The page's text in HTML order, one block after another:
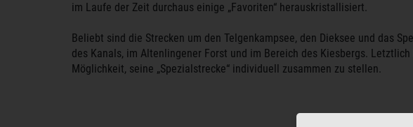
im Laufe der Zeit durchaus einige „Favoriten“ herauskristallisiert.
Beliebt sind die Strecken um den Telgenkampsee, den Dieksee und das
des Kanals, im Altenlingener Forst und im Bereich des Kiesbergs.
Möglichkeit, seine „Spezialstrecke“ individuell zusammen zu stellen.